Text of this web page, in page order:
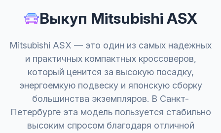
Выкуп Mitsubishi ASX
Mitsubishi ASX — это один из самых надежных
и практичных компактных кроссоверов,
который ценится за высокую посадку,
энергоемкую подвеску и японскую сборку
большинства экземпляров. В Санкт-
Петербурге эта модель пользуется стабильно
высоким спросом благодаря отличной